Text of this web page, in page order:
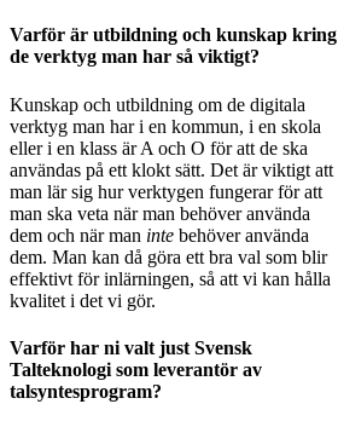
Varför är utbildning och kunskap kring
de verktyg man har så viktigt?
Kunskap och utbildning om de digitala
verktyg man har i en kommun, i en skola
eller i en klass är A och O för att de ska
användas på ett klokt sätt. Det är viktigt att
man lär sig hur verktygen fungerar för att
man ska veta när man behöver använda
dem och när man inte behöver använda
dem. Man kan då göra ett bra val som blir
effektivt för inlärningen, så att vi kan hålla
kvalitet i det vi gör.
Varför har ni valt just Svensk
Talteknologi som leverantör av
talsyntesprogram?